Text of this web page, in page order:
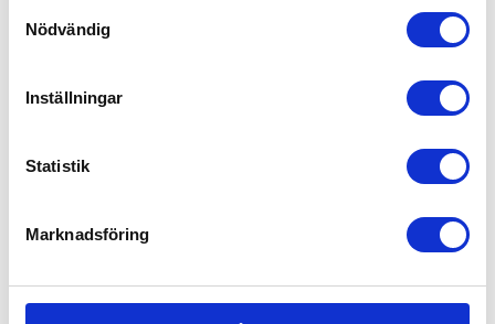
Nödvändig
Inställningar
Statistik
Marknadsföring